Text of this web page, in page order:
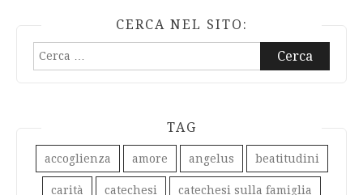
CERCA NEL SITO:
Ricerca
TAG
accoglienza amore angelus beatitudini
carità catechesi catechesi sulla famiglia